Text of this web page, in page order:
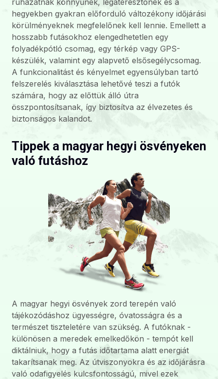
ruházatnak könnyűnek, légáteresztőnek és a
hegyekben gyakran előforduló változékony időjárási
körülményeknek megfelelőnek kell lennie. Emellett a
hosszabb futásokhoz elengedhetetlen egy
folyadékpótló csomag, egy térkép vagy GPS-
készülék, valamint egy alapvető elsősegélycsomag.
A funkcionalitást és kényelmet egyensúlyban tartó
felszerelés kiválasztása lehetővé teszi a futók
számára, hogy az előttük álló útra
összpontosítsanak, így biztosítva az élvezetes és
biztonságos kalandot.
Tippek a magyar hegyi ösvényeken
való futáshoz
A magyar hegyi ösvények zord terepén való
tájékozódáshoz ügyességre, óvatosságra és a
természet tiszteletére van szükség. A futóknak -
különösen a meredek emelkedőkön - tempót kell
diktálniuk, hogy a futás időtartama alatt energiát
takarítsanak meg. Az útviszonyokra és az időjárásra
való odafigyelés kulcsfontosságú, mivel ezek